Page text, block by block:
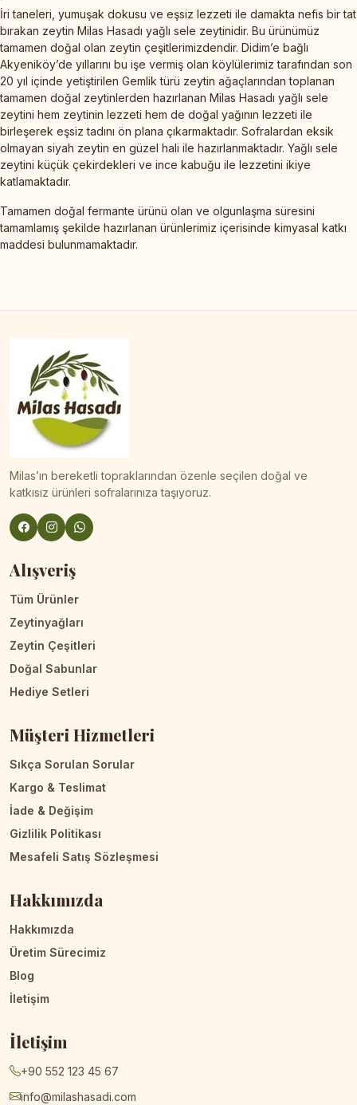
İri taneleri, yumuşak dokusu ve eşsiz lezzeti ile damakta nefis bir tat
bırakan zeytin Milas Hasadı yağlı sele zeytinidir. Bu ürünümüz
tamamen doğal olan zeytin çeşitlerimizdendir. Didim’e bağlı
Akyeniköy’de yıllarını bu işe vermiş olan köylülerimiz tarafından son
20 yıl içinde yetiştirilen Gemlik türü zeytin ağaçlarından toplanan
tamamen doğal zeytinlerden hazırlanan Milas Hasadı yağlı sele
zeytini hem zeytinin lezzeti hem de doğal yağının lezzeti ile
birleşerek eşsiz tadını ön plana çıkarmaktadır. Sofralardan eksik
olmayan siyah zeytin en güzel hali ile hazırlanmaktadır. Yağlı sele
zeytini küçük çekirdekleri ve ince kabuğu ile lezzetini ikiye
katlamaktadır.
Tamamen doğal fermante ürünü olan ve olgunlaşma süresini
tamamlamış şekilde hazırlanan ürünlerimiz içerisinde kimyasal katkı
maddesi bulunmamaktadır.
Milas’ın bereketli topraklarından özenle seçilen doğal ve
katkısız ürünleri sofralarınıza taşıyoruz.
Alışveriş
Tüm Ürünler
Zeytinyağları
Zeytin Çeşitleri
Doğal Sabunlar
Hediye Setleri
Müşteri Hizmetleri
Sıkça Sorulan Sorular
Kargo & Teslimat
İade & Değişim
Gizlilik Politikası
Mesafeli Satış Sözleşmesi
Hakkımızda
Hakkımızda
Üretim Sürecimiz
Blog
İletişim
İletişim
+90 552 123 45 67
info@milashasadi.com